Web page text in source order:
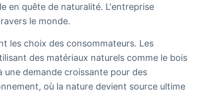
en quête de naturalité. L'entreprise
le monde.
les choix des consommateurs. Les
des matériaux naturels comme le bois
demande croissante pour des
où la nature devient source ultime